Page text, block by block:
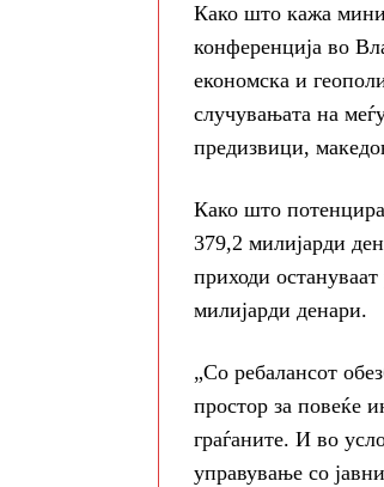
Како што кажа
конференција во
економска и
случувањата на
предизвици,
Како што
379,2 милијарди
приходи
милијарди денари.
„Со ребалансот
простор за повеќе
граѓаните. И во
управување со